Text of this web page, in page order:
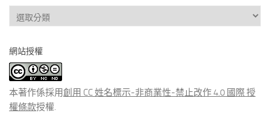
查
看
類
文
章
網站授權
本著作係採用創用 CC 姓名標示-非商業性-禁止改作 4.0 國際 授
權條款授權.